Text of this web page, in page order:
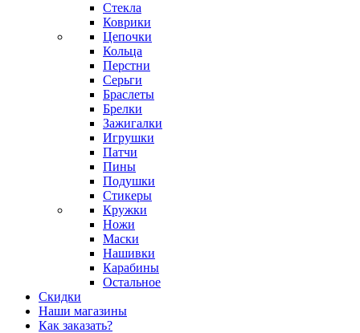
Стекла
Коврики
Цепочки
Кольца
Перстни
Серьги
Браслеты
Брелки
Зажигалки
Игрушки
Патчи
Пины
Подушки
Стикеры
Кружки
Ножи
Маски
Нашивки
Карабины
Остальное
Скидки
Наши магазины
Как заказать?